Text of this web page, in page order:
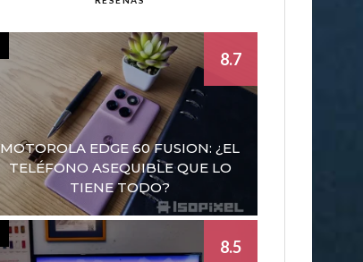
MOTOROLA EDGE 60 FUSION: ¿EL
TELÉFONO ASEQUIBLE QUE LO
TIENE TODO?
8.7
8.5